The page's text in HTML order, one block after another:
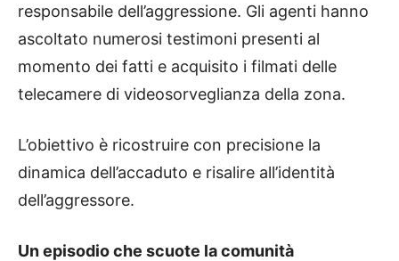
responsabile dell’aggressione. Gli agenti hanno
ascoltato numerosi testimoni presenti al
momento dei fatti e acquisito i filmati delle
telecamere di videosorveglianza della zona.
L’obiettivo è ricostruire con precisione la
dinamica dell’accaduto e risalire all’identità
dell’aggressore.
Un episodio che scuote la comunità